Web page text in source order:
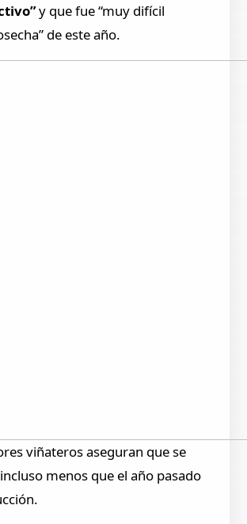
y que fue “muy difícil
de este año.
viñateros aseguran que se
menos que el año pasado